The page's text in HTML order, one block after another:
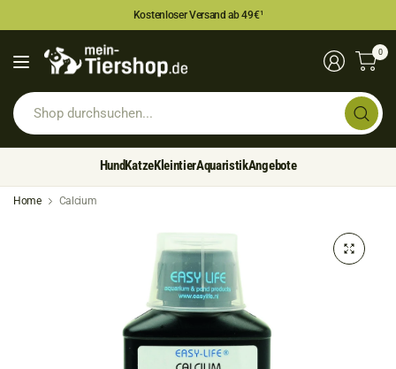
Kostenloser Versand ab 49€¹
0
HundKatzeKleintierAquaristikAngebote
Home Calcium